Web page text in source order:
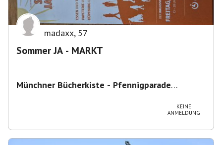
madaxx, 57
Sommer JA - MARKT
Münchner Bücherkiste - Pfennigparade
KEINE
ANMELDUNG